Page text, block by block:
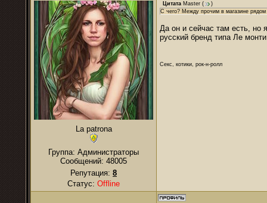
La patrona
Группа: Администраторы
Сообщений: 48005
Репутация: 8
Статус: Offline
Цитата Master (
)
С чего? Между прочим в магазине
Да он и сейчас там есть, но
русский бренд типа Ле
Секс, котики, рок-н-ролл